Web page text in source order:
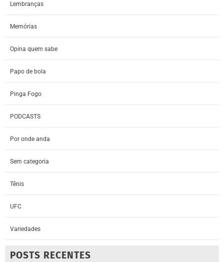
Lembranças
Memórias
Opina quem sabe
Papo de bola
Pinga Fogo
PODCASTS
Por onde anda
Sem categoria
Tênis
UFC
Variedades
POSTS RECENTES